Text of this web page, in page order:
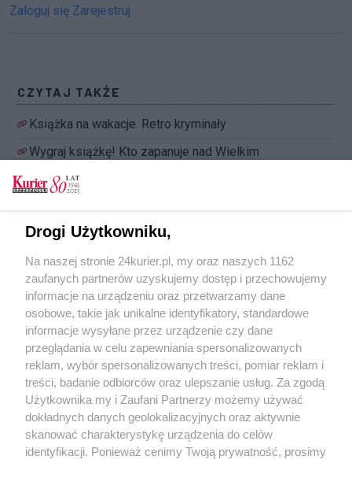
Zaloguj się Zarejestruj
CZYTAJ TAKŻE
Książka na wakacje. Retro kryminały
Wygraj książkę! Kto zapanuje nad Wielkim
Wygraj książkę na wakacje! Brat delfinów i syn
Premiera. Dorociński i syn Mela Gibsona
Polski pilot zwyciężył w plebiscycie
"Telegrapha"
POGODA
24℃
Zobacz prognozę na 3 dni
Drogi Użytkowniku,
Na naszej stronie 24kurier.pl, my oraz naszych 1162
zaufanych partnerów uzyskujemy dostęp i przechowujemy
informacje na urządzeniu oraz przetwarzamy dane
osobowe, takie jak unikalne identyfikatory, standardowe
informacje wysyłane przez urządzenie czy dane
przeglądania w celu zapewniania spersonalizowanych
reklam, wybór spersonalizowanych treści, pomiar reklam i
treści, badanie odbiorców oraz ulepszanie usług. Za zgodą
Użytkownika my i Zaufani Partnerzy możemy używać
dokładnych danych geolokalizacyjnych oraz aktywnie
skanować charakterystykę urządzenia do celów
identyfikacji. Ponieważ cenimy Twoją prywatność, prosimy